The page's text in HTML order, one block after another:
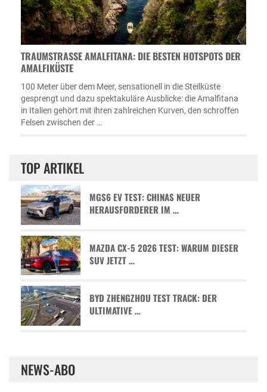
TRAUMSTRASSE AMALFITANA: DIE BESTEN HOTSPOTS DER A
MALFIKÜSTE
100 Meter über dem Meer, sensationell in die Steilküste
gesprengt und dazu spektakuläre Ausblicke: die Amalfitana
in Italien gehört mit ihren zahlreichen Kurven, den schroffen
Felsen zwischen der …
TOP ARTIKEL
MGS6 EV TEST: CHINAS NEUER
HERAUSFORDERER IM …
MAZDA CX-5 2026 TEST: WARUM DIESER
SUV JETZT …
BYD ZHENGZHOU TEST TRACK: DER
ULTIMATIVE …
NEWS-ABO